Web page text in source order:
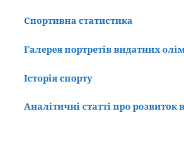
Спортивна статистика
Галерея портретів видатних
Історія спорту
Аналітичні статті про розвиток